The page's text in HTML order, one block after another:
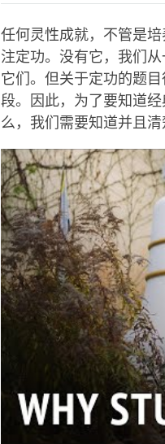
任何灵性成就，不管是
注定功。没有它，我们
它们。但关于定功的题
段。因此，为了要知道
么，我们需要知道并且清